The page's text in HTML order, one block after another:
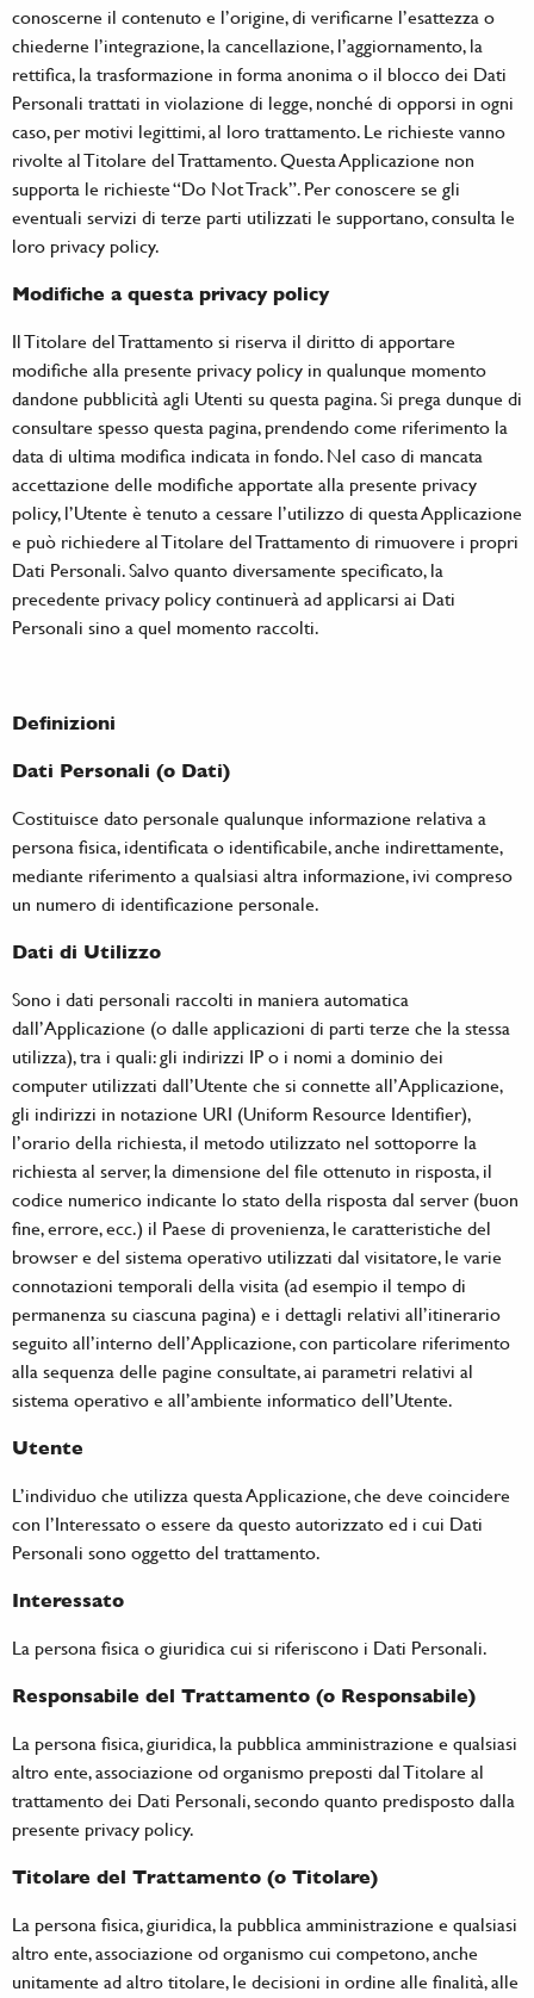
conoscerne il contenuto e l’origine, di verificarne l’esattezza o
chiederne l’integrazione, la cancellazione, l’aggiornamento, la
rettifica, la trasformazione in forma anonima o il blocco dei Dati
Personali trattati in violazione di legge, nonché di opporsi in ogni
caso, per motivi legittimi, al loro trattamento. Le richieste vanno
rivolte al Titolare del Trattamento. Questa Applicazione non
supporta le richieste “Do Not Track”. Per conoscere se gli
eventuali servizi di terze parti utilizzati le supportano, consulta le
loro privacy policy.
Modifiche a questa privacy policy
Il Titolare del Trattamento si riserva il diritto di apportare
modifiche alla presente privacy policy in qualunque momento
dandone pubblicità agli Utenti su questa pagina. Si prega dunque di
consultare spesso questa pagina, prendendo come riferimento la
data di ultima modifica indicata in fondo. Nel caso di mancata
accettazione delle modifiche apportate alla presente privacy
policy, l’Utente è tenuto a cessare l’utilizzo di questa Applicazione
e può richiedere al Titolare del Trattamento di rimuovere i propri
Dati Personali. Salvo quanto diversamente specificato, la
precedente privacy policy continuerà ad applicarsi ai Dati
Personali sino a quel momento raccolti.
Definizioni
Dati Personali (o Dati)
Costituisce dato personale qualunque informazione relativa a
persona fisica, identificata o identificabile, anche indirettamente,
mediante riferimento a qualsiasi altra informazione, ivi compreso
un numero di identificazione personale.
Dati di Utilizzo
Sono i dati personali raccolti in maniera automatica
dall’Applicazione (o dalle applicazioni di parti terze che la stessa
utilizza), tra i quali: gli indirizzi IP o i nomi a dominio dei
computer utilizzati dall’Utente che si connette all’Applicazione,
gli indirizzi in notazione URI (Uniform Resource Identifier),
l’orario della richiesta, il metodo utilizzato nel sottoporre la
richiesta al server, la dimensione del file ottenuto in risposta, il
codice numerico indicante lo stato della risposta dal server (buon
fine, errore, ecc.) il Paese di provenienza, le caratteristiche del
browser e del sistema operativo utilizzati dal visitatore, le varie
connotazioni temporali della visita (ad esempio il tempo di
permanenza su ciascuna pagina) e i dettagli relativi all’itinerario
seguito all’interno dell’Applicazione, con particolare riferimento
alla sequenza delle pagine consultate, ai parametri relativi al
sistema operativo e all’ambiente informatico dell’Utente.
Utente
L’individuo che utilizza questa Applicazione, che deve coincidere
con l’Interessato o essere da questo autorizzato ed i cui Dati
Personali sono oggetto del trattamento.
Interessato
La persona fisica o giuridica cui si riferiscono i Dati Personali.
Responsabile del Trattamento (o Responsabile)
La persona fisica, giuridica, la pubblica amministrazione e qualsiasi
altro ente, associazione od organismo preposti dal Titolare al
trattamento dei Dati Personali, secondo quanto predisposto dalla
presente privacy policy.
Titolare del Trattamento (o Titolare)
La persona fisica, giuridica, la pubblica amministrazione e qualsiasi
altro ente, associazione od organismo cui competono, anche
unitamente ad altro titolare, le decisioni in ordine alle finalità, alle